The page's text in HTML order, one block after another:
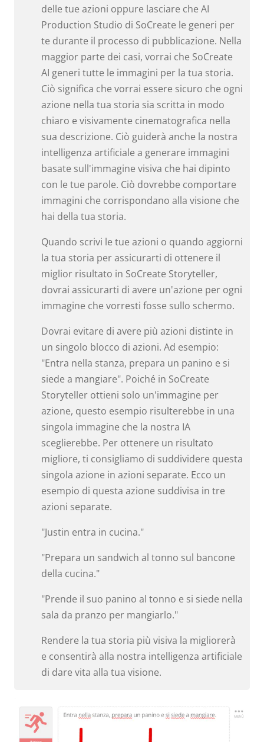
delle tue azioni oppure lasciare che AI ​​
Production Studio di SoCreate le generi per
te durante il processo di pubblicazione. Nella
maggior parte dei casi, vorrai che SoCreate
AI generi tutte le immagini per la tua storia.
Ciò significa che vorrai essere sicuro che ogni
azione nella tua storia sia scritta in modo
chiaro e visivamente cinematografica nella
sua descrizione. Ciò guiderà anche la nostra
intelligenza artificiale a generare immagini
basate sull'immagine visiva che hai dipinto
con le tue parole. Ciò dovrebbe comportare
immagini che corrispondano alla visione che
hai della tua storia.
Quando scrivi le tue azioni o quando aggiorni
la tua storia per assicurarti di ottenere il
miglior risultato in SoCreate Storyteller,
dovrai assicurarti di avere un'azione per ogni
immagine che vorresti fosse sullo schermo.
Dovrai evitare di avere più azioni distinte in
un singolo blocco di azioni. Ad esempio:
"Entra nella stanza, prepara un panino e si
siede a mangiare". Poiché in SoCreate
Storyteller ottieni solo un'immagine per
azione, questo esempio risulterebbe in una
singola immagine che la nostra IA
sceglierebbe. Per ottenere un risultato
migliore, ti consigliamo di suddividere questa
singola azione in azioni separate. Ecco un
esempio di questa azione suddivisa in tre
azioni separate.
"Justin entra in cucina."
"Prepara un sandwich al tonno sul bancone
della cucina."
"Prende il suo panino al tonno e si siede nella
sala da pranzo per mangiarlo."
Rendere la tua storia più visiva la migliorerà
e consentirà alla nostra intelligenza artificiale
di dare vita alla tua visione.